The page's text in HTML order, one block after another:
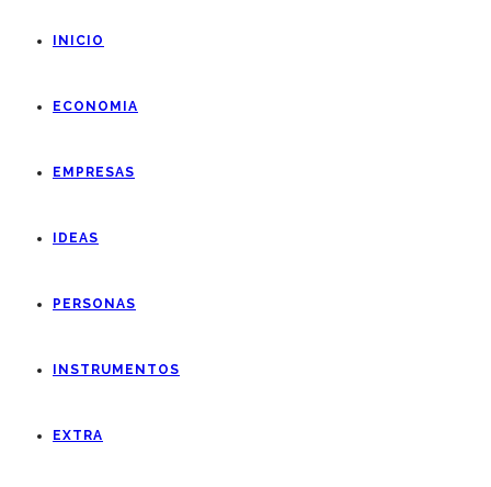
INICIO
ECONOMIA
EMPRESAS
IDEAS
PERSONAS
INSTRUMENTOS
EXTRA